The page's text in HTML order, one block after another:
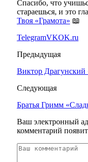
Спасибо, что
стараешься, и это
Твоя «Грамота» 📖
TelegramVKOK.ru
Предыдущая
Виктор Драгунский
Следующая
Братья Гримм
Ваш электронный
комментарий